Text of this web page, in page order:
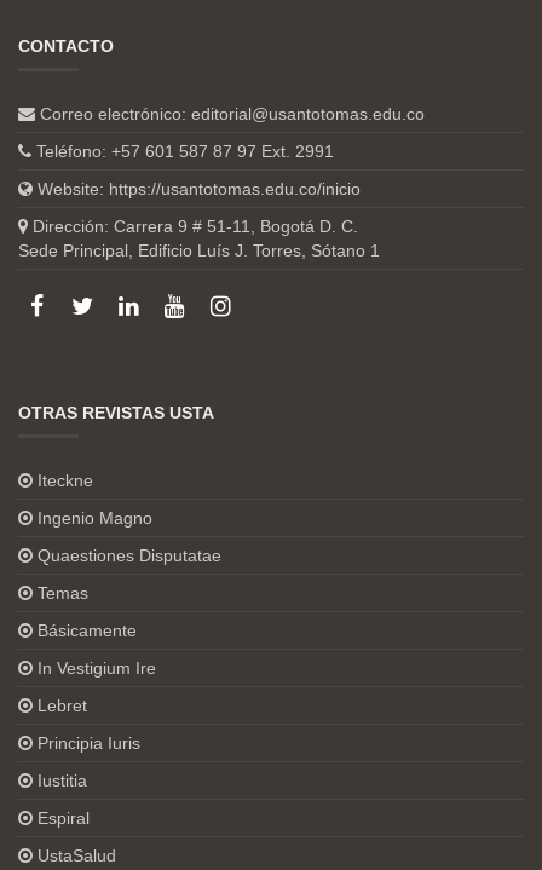
CONTACTO
Correo electrónico: editorial@usantotomas.edu.co
Teléfono: +57 601 587 87 97 Ext. 2991
Website: https://usantotomas.edu.co/inicio
Dirección: Carrera 9 # 51-11, Bogotá D. C.
Sede Principal, Edificio Luís J. Torres, Sótano 1
OTRAS REVISTAS USTA
Iteckne
Ingenio Magno
Quaestiones Disputatae
Temas
Básicamente
In Vestigium Ire
Lebret
Principia Iuris
Iustitia
Espiral
UstaSalud